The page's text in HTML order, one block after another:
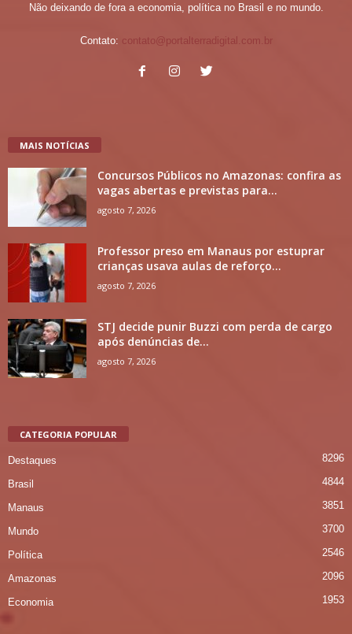
Não deixando de fora a economia, política no Brasil e no mundo.
Contato: contato@portalterradigital.com.br
MAIS NOTÍCIAS
Concursos Públicos no Amazonas: confira as
vagas abertas e previstas para...
agosto 7, 2026
Professor preso em Manaus por estuprar
crianças usava aulas de reforço...
agosto 7, 2026
STJ decide punir Buzzi com perda de cargo
após denúncias de...
agosto 7, 2026
CATEGORIA POPULAR
Destaques 8296
Brasil 4844
Manaus 3851
Mundo 3700
Política 2546
Amazonas 2096
Economia 1953